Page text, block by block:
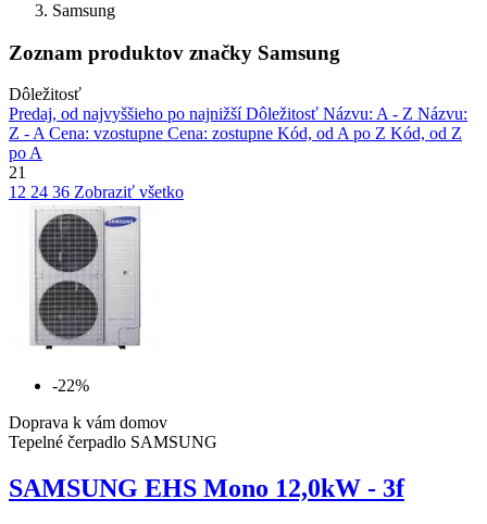
Samsung
Zoznam produktov značky Samsung
Dôležitosť
Predaj, od najvyššieho po najnižšíDôležitosť Názvu: A - Z Názvu:
Z - ACena: vzostupne Cena: zostupne Kód, od A po Z Kód, od Z
po A
21
12 24 36 Zobraziť všetko
-22%
Doprava k vám domov
Tepelné čerpadlo SAMSUNG
SAMSUNG EHS Mono 12,0kW - 3f